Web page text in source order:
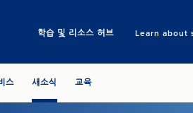
학습 및 리소스 허브 Learn about
스 새소식 교육